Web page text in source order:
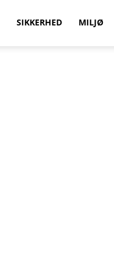
SIKKERHED MILJØ